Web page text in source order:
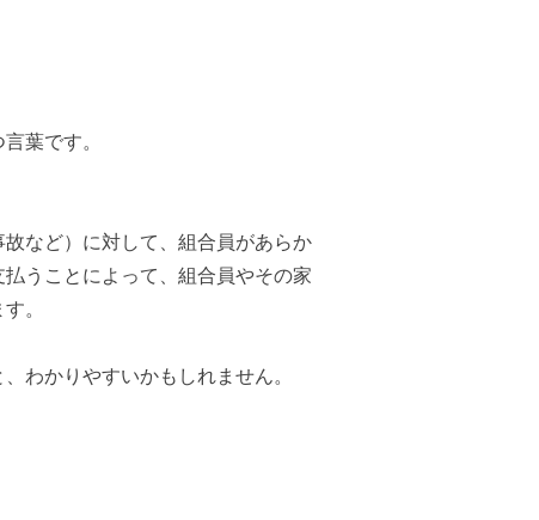
葉です。
など）に対して、組合員があらか
うことによって、組合員やその家
。
わかりやすいかもしれません。